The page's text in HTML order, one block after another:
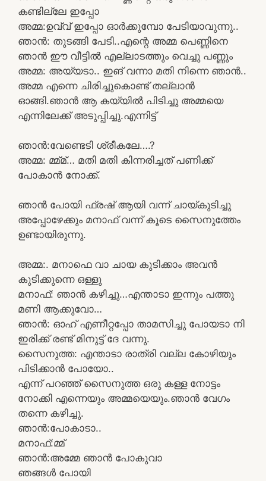
കണ്ടില്ലേ ഇപ്പോ
അമ്മ:ഉവ്വ്‌ ഇപ്പോ ഓർക്കുമ്പോ പേടിയാവുന്നു..
ഞാൻ: തുടങ്ങി പേടി..എന്റെ അമ്മ പെണ്ണിനെ
ഞാൻ ഈ വീട്ടിൽ എല്ലാടത്തും വെച്ചു പണ്ണും
അമ്മ: അയ്യടാ.. ഇങ് വന്നാ മതി നിന്നെ ഞാൻ..
അമ്മ എന്നെ ചിരിച്ചുകൊണ്ട് തല്ലാൻ
ഓങ്ങി.ഞാൻ ആ കയ്യിൽ പിടിച്ചു അമ്മയെ
എന്നിലേക്ക് അടുപ്പിച്ചു.എന്നിട്ട്
ഞാൻ:വേണ്ടെടി ശ്രീകലേ….?
അമ്മ: മ്മ്മ്… മതി മതി കിന്നരിച്ചത് പണിക്ക്
പോകാൻ നോക്ക്.
ഞാൻ പോയി ഫ്രഷ്‌ ആയി വന്ന് ചായ്കുടിച്ചു
അപ്പോഴേക്കും മനാഫ് വന്ന് കൂടെ സൈനുത്തേം
ഉണ്ടായിരുന്നു.
അമ്മ:. മനാഫെ വാ ചായ കുടിക്കാം അവൻ
കുടിക്കുന്നെ ഒള്ളു
മനാഫ്: ഞാൻ കഴിച്ചു…എന്താടാ ഇന്നും പത്തു
മണി ആക്കുവോ…
ഞാൻ: ഓഹ് എണീറ്റപ്പോ താമസിച്ചു പോയടാ നി
ഇരിക്ക് രണ്ട് മിനുട്ട് ദേ വന്നു.
സൈനുത്ത: എന്താടാ രാത്രി വല്ല കോഴിയും
പിടിക്കാൻ പോയോ..
എന്ന് പറഞ്ഞ് സൈനുത്ത ഒരു കള്ള നോട്ടം
നോക്കി എന്നെയും അമ്മയെയും.ഞാൻ വേഗം
തന്നെ കഴിച്ചു.
ഞാൻ:പോകാടാ..
മനാഫ്:മ്മ്
ഞാൻ:അമ്മേ ഞാൻ പോകുവാ
ഞങ്ങൾ പോയി